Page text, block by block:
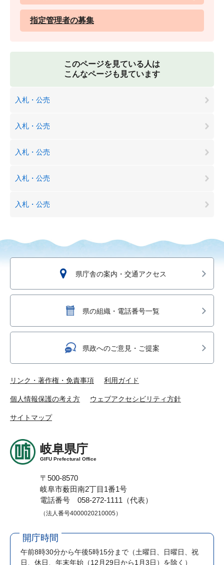
指定管理者の募集
このページを見ている人は
こんなページも見ています
入札・公売
入札・公売
入札・公売
入札・公売
入札・公売
県庁舎の案内・交通アクセス
県の組織・電話番号一覧
県政へのご意見・ご提案
リンク・著作権・免責事項 利用ガイド
個人情報保護の考え方 ウェブアクセシビリティ方針
サイトマップ
岐阜県庁
GIFU Prefectural Office
〒500-8570
岐阜市薮田南2丁目1番1号
電話番号 058-272-1111（代表）
（法人番号4000020210005）
開庁時間
午前8時30分から午後5時15分まで （土曜日、日曜日、祝
日、休日、年末年始（12月29日から1月3日）を除く）